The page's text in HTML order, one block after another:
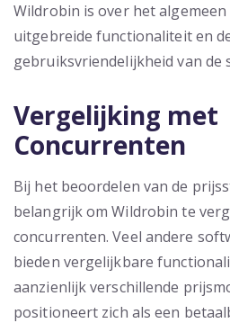
Wildrobin is over het algemeen
uitgebreide functionaliteit en
gebruiksvriendelijkheid van de
Vergelijking met
Concurrenten
Bij het beoordelen van de
belangrijk om Wildrobin te
concurrenten. Veel andere
bieden vergelijkbare
aanzienlijk verschillende
positioneert zich als een